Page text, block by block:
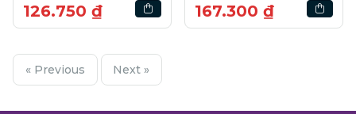
126.750 ₫ 167.300 ₫
« Previous Next »